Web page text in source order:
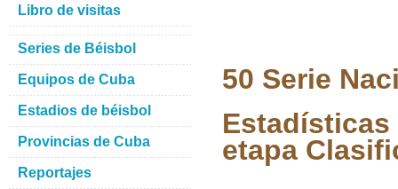
50 Serie
Estadísticas
etapa
Libro de visitas
Series de Béisbol
Equipos de Cuba
Estadios de béisbol
Provincias de Cuba
Reportajes